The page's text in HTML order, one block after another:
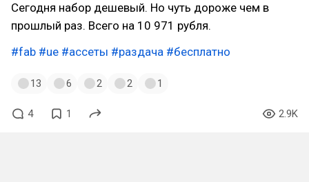
Сегодня набор дешевый. Но чуть дороже чем в
прошлый раз. Всего на 10 971 рубля.
#fab #ue #ассеты #раздача #бесплатно
13 6 2 2 1
4 1 2.9K